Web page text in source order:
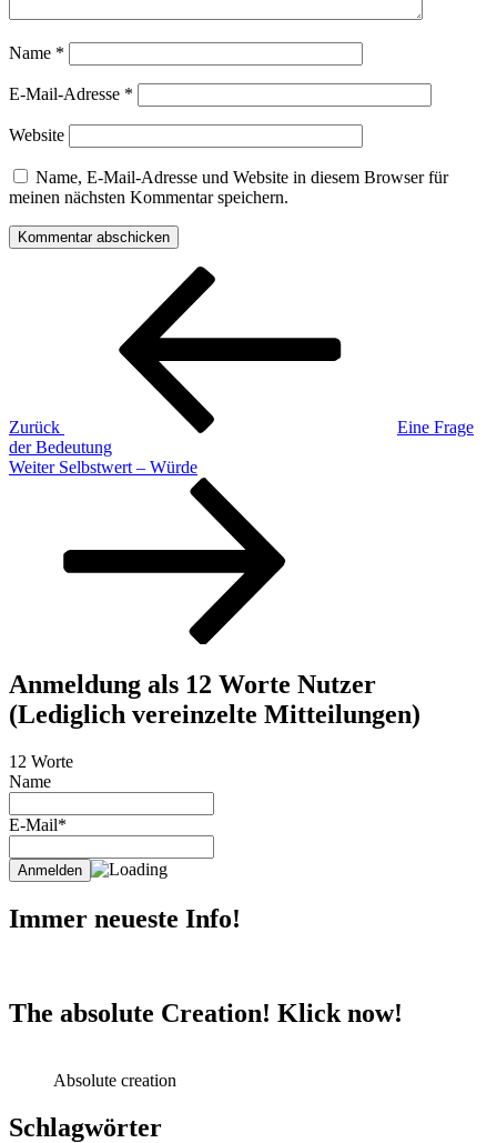
Name *
E-Mail-Adresse *
Website
Name, E-Mail-Adresse und Website in diesem Browser für
meinen nächsten Kommentar speichern.
Beitragsnavigation
Zurück
Eine Frage
der Bedeutung
Nächster
Weiter Selbstwert – Würde
Anmeldung als 12 Worte Nutzer
(Lediglich vereinzelte Mitteilungen)
12 Worte
Name
E-Mail*
Immer neueste Info!
The absolute Creation! Klick now!
Absolute creation
Schlagwörter